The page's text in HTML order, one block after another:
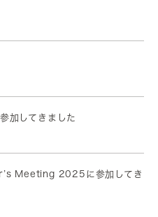
加してきました
Meeting 2025に参加してき